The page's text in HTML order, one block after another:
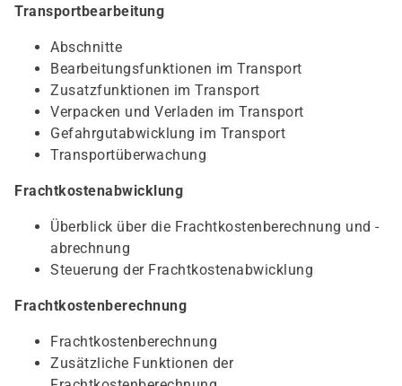
Transportbearbeitung
Abschnitte
Bearbeitungsfunktionen im Transport
Zusatzfunktionen im Transport
Verpacken und Verladen im Transport
Gefahrgutabwicklung im Transport
Transportüberwachung
Frachtkostenabwicklung
Überblick über die Frachtkostenberechnung und -
abrechnung
Steuerung der Frachtkostenabwicklung
Frachtkostenberechnung
Frachtkostenberechnung
Zusätzliche Funktionen der